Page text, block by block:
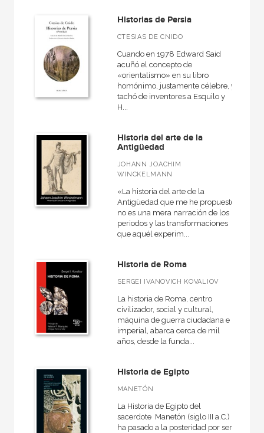
Básica de bolsillo
Básica de Bolsillo  Serie Referencia
Básica de Bolsillo  Serie Utopías
Caprichos
Cuestiones de antagonismo
Diccionarios
El pasado legendario
En 90 minutos
Grandes temas  Gran formato
Herencia del pasado
Historia
Historia de España
Historia del pensamiento y la cultura
Historia en sus textos
Oriente
Historias de Persia
CTESIAS DE CNIDO
Cuando en 1978 Edward Said
acuñó el concepto de
«orientalismo» en su libro
homónimo, justamente célebre, y
tachó de inventores a Esquilo y
H...
Historia del arte de la
Antigüedad
JOHANN JOACHIM
WINCKELMANN
«La historia del arte de la
Antigüedad que me he propuesto
no es una mera narración de los
periodos y las transformaciones
que aquél experim...
Historia de Roma
SERGEI IVANOVICH KOVALIOV
La historia de Roma, centro
civilizador, social y cultural,
máquina de guerra ciudadana e
imperial, abarca cerca de mil
años, desde la funda...
Historia de Egipto
MANETÓN
La Historia de Egipto del
sacerdote Manetón (siglo III a.C.)
ha pasado a la posteridad por ser